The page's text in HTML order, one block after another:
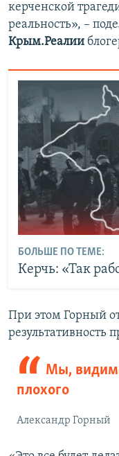
керченской
реальность», –
Крым.Реалии
БОЛЬШЕ ПО ТЕМЕ:
Керчь: «Так
При этом Горный
результативность
Мы,
плохого
Александр Горный